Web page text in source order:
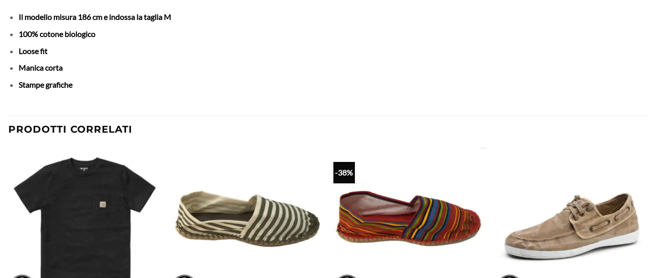
Il modello misura 186 cm e indossa la taglia M
100% cotone biologico
Loose fit
Manica corta
Stampe grafiche
PRODOTTI CORRELATI
-38%